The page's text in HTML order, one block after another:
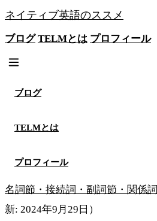
ネイティブ英語のススメ
ブログ TELMとは プロフィール
ブログ
TELMとは
プロフィール
名詞節・接続詞・副詞節・関係詞
新: 2024年9月29日）